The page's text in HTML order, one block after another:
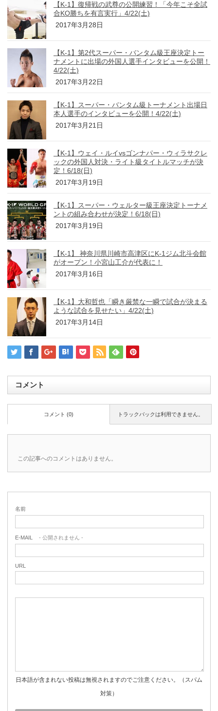
【K-1】復帰戦の武尊の公開練習！「今年こそ全試
合KO勝ちを有言実行」4/22(土)
2017年3月28日
【K-1】第2代スーパー・バンタム級王座決定トー
ナメントに出場の外国人選手インタビューを公開！
4/22(土)
2017年3月22日
【K-1】スーパー・バンタム級トーナメント出場日
本人選手のインタビューを公開！4/22(土)
2017年3月21日
【K-1】ウェイ・ルイvsゴンナパー・ウィラサクレ
ックの外国人対決・ライト級タイトルマッチが決
定！6/18(日)
2017年3月19日
【K-1】スーパー・ウェルター級王座決定トーナメ
ントの組み合わせが決定！6/18(日)
2017年3月19日
【K-1】 神奈川県川崎市高津区にK-1ジム北斗会館
がオープン！小宮山工介が代表に！
2017年3月16日
【K-1】大和哲也「瞬き厳禁な一瞬で試合が決まる
ような試合を見せたい」4/22(土)
2017年3月14日
コメント
トラックバックは利用できません。
コメント (0)
この記事へのコメントはありません。
名前
E-MAIL - 公開されません -
URL
日本語が含まれない投稿は無視されますのでご注意ください。（スパム
対策）